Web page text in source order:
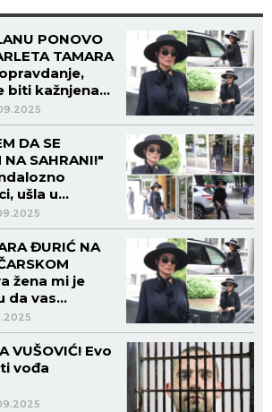
PONOVO
TAMARA
biti kažnjena
DA SE
NA SAHRANI!"
ušla u
ona ne zna!"
ĐURIĆ NA
žena mi je
da vas
VUŠOVIĆ! Evo
vođa